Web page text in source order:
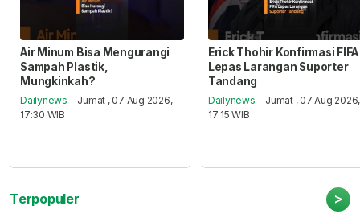
Air Minum Bisa Mengurangi
Sampah Plastik,
Mungkinkah?
Dailynews - Jumat , 07 Aug 2026,
17:30 WIB
Erick Thohir Konfirmasi FIFA
Lepas Larangan Suporter
Tandang
Dailynews - Jumat , 07 Aug 2026,
17:15 WIB
Terpopuler >